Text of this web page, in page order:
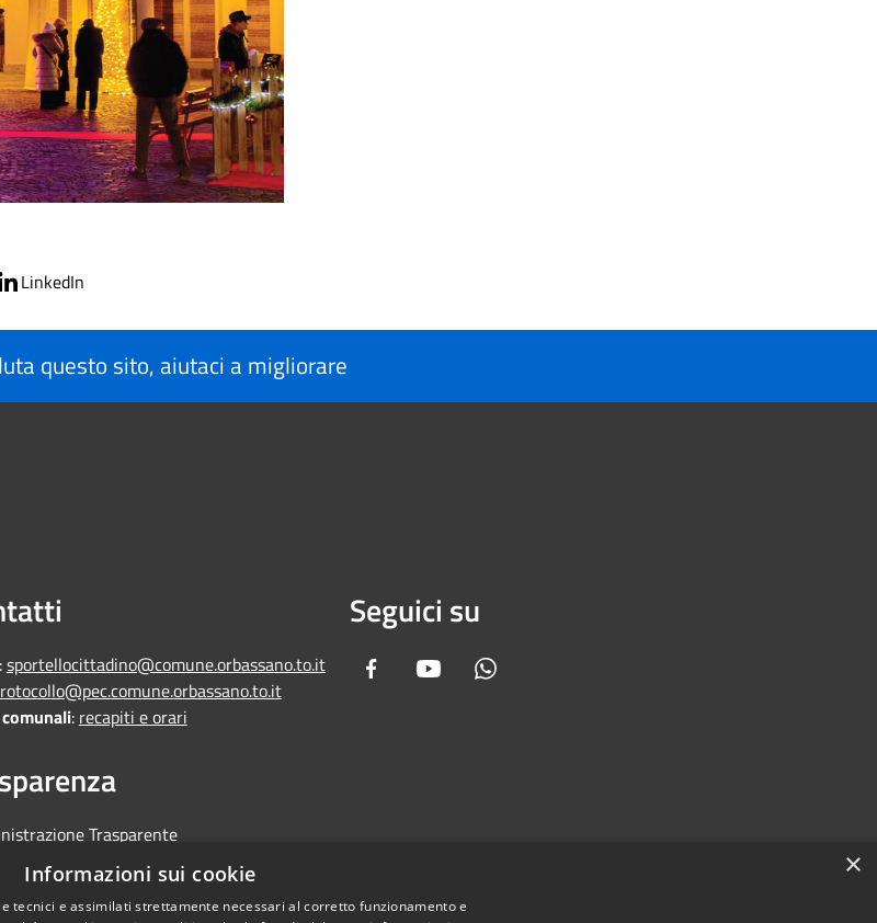
LinkedIn
questo sito, aiutaci a migliorare
sportellocittadino@comune.orbassano.to.it
: recapiti e orari
Trasparente
Privacy
riservata
di non conformità
Seguici su
Facebook Youtube
×
Informazioni sui cookie
tecnici e assimilati strettamente necessari al corretto funzionamento e